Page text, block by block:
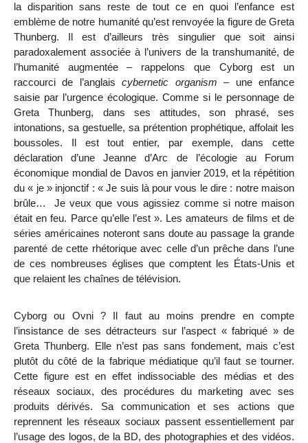
la disparition sans reste de tout ce en quoi l’enfance est
emblème de notre humanité qu’est renvoyée la figure de Greta
Thunberg. Il est d’ailleurs très singulier que soit ainsi
paradoxalement associée à l’univers de la transhumanité, de
l’humanité augmentée – rappelons que Cyborg est un
raccourci de l’anglaiscybernetic organism – une enfance
saisie par l’urgence écologique. Comme si le personnage de
Greta Thunberg, dans ses attitudes, son phrasé, ses
intonations, sa gestuelle, sa prétention prophétique, affolait les
boussoles. Il est tout entier, par exemple, dans cette
déclaration d’une Jeanne d’Arc de l’écologie au Forum
économique mondial de Davos en janvier 2019, et la répétition
du « je » injonctif : « Je suis là pour vous le dire : notre maison
brûle… Je veux que vous agissiez comme si notre maison
était en feu. Parce qu’elle l’est ». Les amateurs de films et de
séries américaines noteront sans doute au passage la grande
parenté de cette rhétorique avec celle d’un prêche dans l’une
de ces nombreuses églises que comptent les États-Unis et
que relaient les chaînes de télévision.
Cyborg ou Ovni ? Il faut au moins prendre en compte
l’insistance de ses détracteurs sur l’aspect « fabriqué » de
Greta Thunberg. Elle n’est pas sans fondement, mais c’est
plutôt du côté de la fabrique médiatique qu’il faut se tourner.
Cette figure est en effet indissociable des médias et des
réseaux sociaux, des procédures du marketing avec ses
produits dérivés. Sa communication et ses actions que
reprennent les réseaux sociaux passent essentiellement par
l’usage des logos, de la BD, des photographies et des vidéos.